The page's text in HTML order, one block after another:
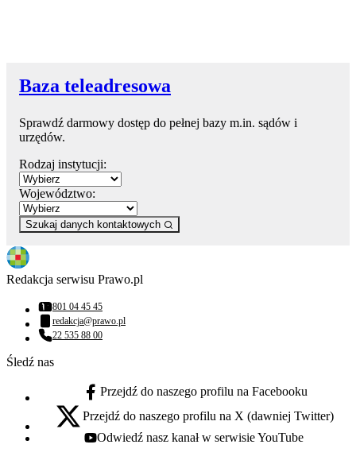
Baza teleadresowa
Sprawdź darmowy dostęp do pełnej bazy m.in. sądów i
urzędów.
Rodzaj instytucji:
Województwo:
Szukaj danych kontaktowych
Redakcja serwisu Prawo.pl
Numer telefonu:
801 04 45 45
Adres email:
redakcja@prawo.pl
Numer telefonu:
22 535 88 00
Śledź nas
facebook - otwiera się w nowej karcie
Przejdź do naszego profilu na Facebooku
x - otwiera się w nowej karcie
Przejdź do naszego profilu na X (dawniej Twitter)
youtube - otwiera się w nowej karcie
Odwiedź nasz kanał w serwisie YouTube